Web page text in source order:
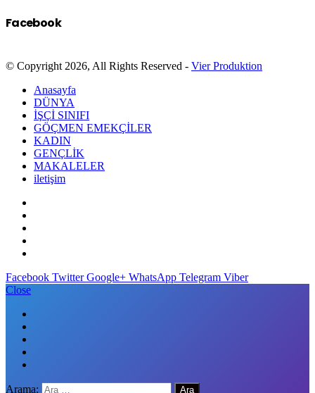
Facebook
© Copyright 2026, All Rights Reserved - Vier Produktion
Anasayfa
DÜNYA
İŞÇİ SINIFI
GÖÇMEN EMEKÇİLER
KADIN
GENÇLİK
MAKALELER
iletişim
Facebook Twitter Google+ WhatsApp Telegram Viber
Close
Arama: